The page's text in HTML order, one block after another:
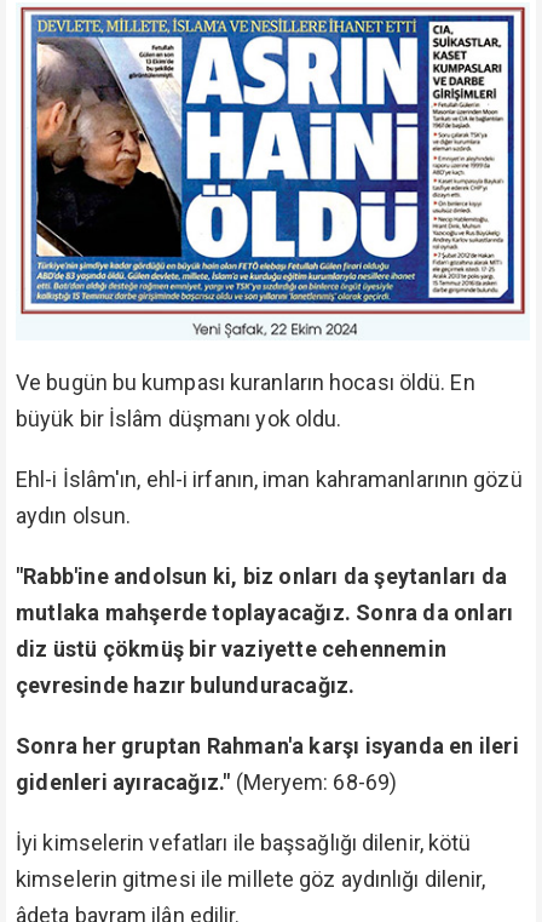
Sonra her gruptan Rahman'a karşı isyanda en ileri
gidenleri ayıracağız."(Meryem: 68-69)
İyi kimselerin vefatları ile başsağlığı dilenir, kötü
kimselerin gitmesi ile millete göz aydınlığı dilenir,
âdeta bayram ilân edilir.
Binaenaleyh büyük bir din ve vatan bölücüsü yok
olmuştur. Ancak fikirleri ve fitnesi duruyor.
Muhterem Ömer Öngüt Efendi Hazretleri 40 senedir
Fetullah Gülen'in din bölücüsü, vatan hâini, küffarın
Amerika'nın ajanı olduğunu, mekteplerinde küfür
bürünmüş kurt olduğunu söylemişler, büyük
mücadele yapmışlardı.
Ömer Öngüt -kuddise sırruh- Hazretleri'nin din ve
vatan bölücüleriyle yaptığı bu mücadelesi devam
ediyor ve edecek. Fetullah Gülen'in ölmesi
zihniyetinin, ihanetinin yok olduğu anlamına gelmez.
vatan hâinleriyle mücadelemiz Allah'ın izniyle devam
edecektir.